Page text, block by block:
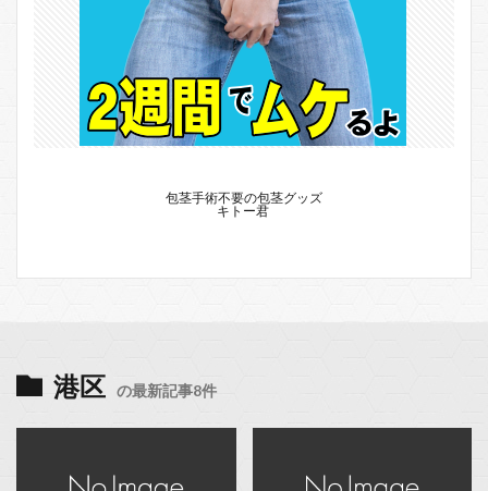
包茎手術不要の包茎グッズ
キトー君
港区 の最新記事8件